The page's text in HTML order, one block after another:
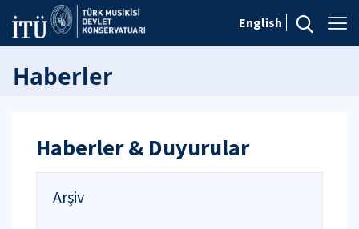
English
Haberler
Haberler & Duyurular
Arşiv